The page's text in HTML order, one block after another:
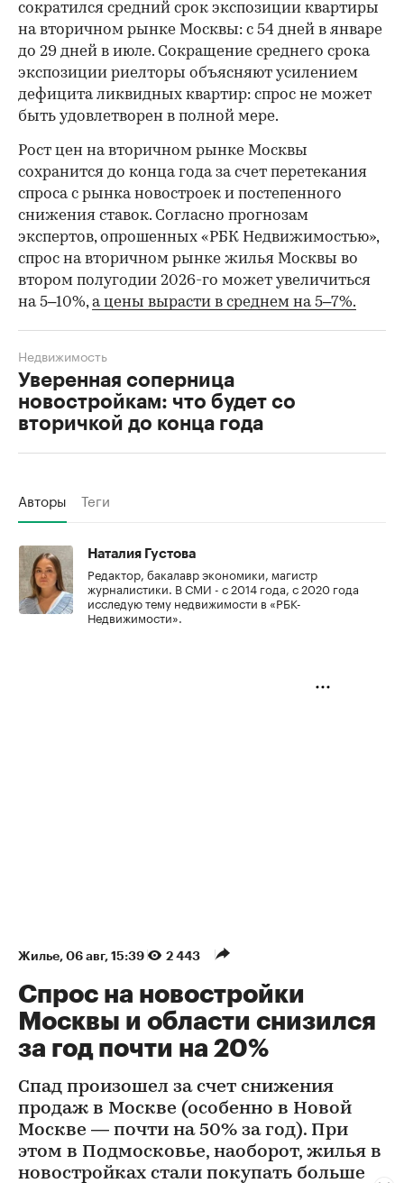
сократился средний срок экспозиции квартиры
на вторичном рынке Москвы: с 54 дней в январе
до 29 дней в июле. Сокращение среднего срока
экспозиции риелторы объясняют усилением
дефицита ликвидных квартир: спрос не может
быть удовлетворен в полной мере.
Рост цен на вторичном рынке Москвы
сохранится до конца года за счет перетекания
спроса с рынка новостроек и постепенного
снижения ставок. Согласно прогнозам
экспертов, опрошенных «РБК Недвижимостью»,
спрос на вторичном рынке жилья Москвы во
втором полугодии 2026-го может увеличиться
на 5–10%,а цены вырасти в среднем на 5–7%.
Уверенная соперница
новостройкам: что будет со
вторичкой до конца года
Недвижимость
Авторы Теги
Наталия Густова
Редактор, бакалавр экономики, магистр
журналистики. В СМИ - с 2014 года, с 2020 года
исследую тему недвижимости в «РБК-
Недвижимости».
Жилье⁠, 06 авг, 15:39 2 443
Спрос на новостройки
Москвы и области снизился
за год почти на 20%
Спад произошел за счет снижения
продаж в Москве (особенно в Новой
Москве — почти на 50% за год). При
этом в Подмосковье, наоборот, жилья в
новостройках стали покупать больше